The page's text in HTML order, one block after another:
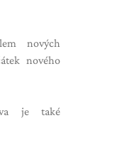
nových
nového
je také